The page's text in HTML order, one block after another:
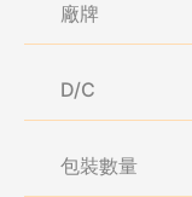
廠牌
D/C
包裝數量